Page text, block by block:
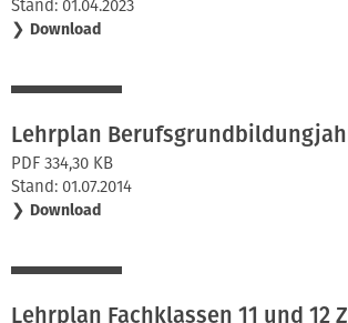
Stand: 01.04.2023
❯ Download
Lehrplan
PDF 334,30 KB
Stand: 01.07.2014
❯ Download
Lehrplan Fachklassen 11 und 12